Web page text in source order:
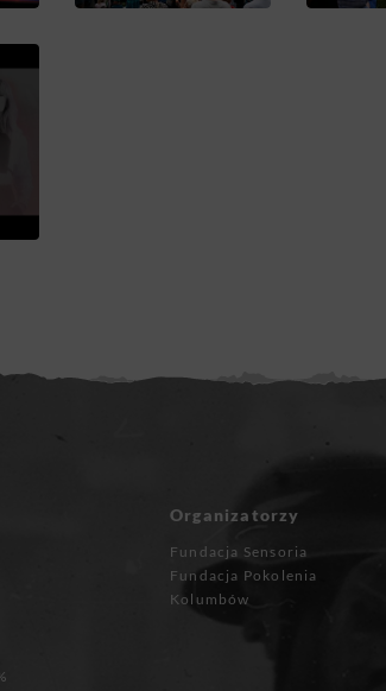
Organizatorzy
Fundacja Sensoria
Fundacja Pokolenia
Kolumbów